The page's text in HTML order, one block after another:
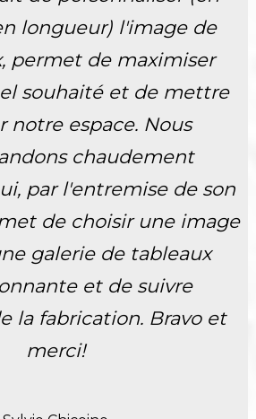
longueur) l'image de
permet de maximiser
souhaité et de mettre
notre espace. Nous
chaudement
par l'entremise de son
de choisir une image
galerie de tableaux
et de suivre
la fabrication. Bravo et
merci!